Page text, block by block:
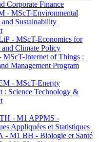
Corporate Finance
- MScT-Environmental
Sustainability
- MScT-Economics for
and Climate Policy
Internet of Things :
Management Program
- MScT-Energy
: Science Technology &
- M1 APPMS -
Appliquées et Statistiques
- M1 BH - Biologie et Santé